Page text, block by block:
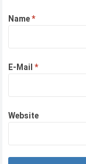
Name*
E-Mail*
Website